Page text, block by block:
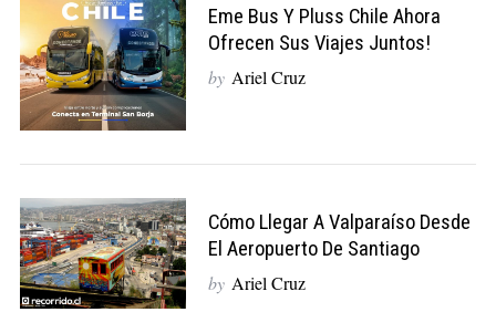
Eme Bus Y Pluss Chile Ahora
Ofrecen Sus Viajes Juntos!
by Ariel Cruz
Cómo Llegar A Valparaíso Desde
El Aeropuerto De Santiago
by Ariel Cruz